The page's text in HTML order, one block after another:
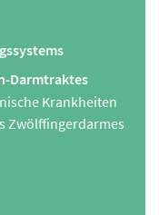
Darmtraktes
Krankheiten
Zwölffingerdarmes